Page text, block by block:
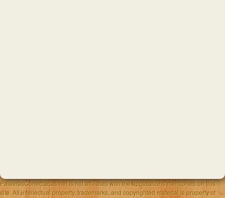
PalavrasConectadas.net is not affiliated with the applications mentioned on this
site. All intellectual property, trademarks, and copyrighted material is property of